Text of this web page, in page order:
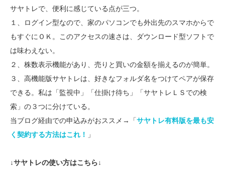
サヤトレで、便利に感じている点が三つ。
１、ログイン型なので、家のパソコンでも外出先のスマホからで
もすぐにＯＫ。このアクセスの速さは、ダウンロード型ソフトで
は味わえない。
２、株数表示機能があり、売りと買いの金額を揃えるのが簡単。
３、高機能版サヤトレは、好きなフォルダ名をつけてペアが保存
できる。私は「監視中」「仕掛け待ち」「サヤトレＬＳでの検
索」の３つに分けている。
当ブログ経由での申込みがおススメ→「サヤトレ有料版を最も安
く契約する方法はこれ！
」
↓サヤトレの使い方はこちら↓